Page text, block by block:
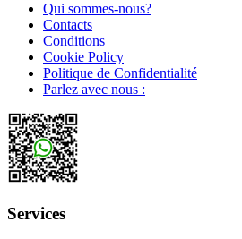
Qui sommes-nous?
Contacts
Conditions
Cookie Policy
Politique de Confidentialité
Parlez avec nous :
Services